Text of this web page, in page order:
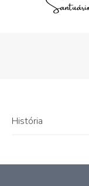
História